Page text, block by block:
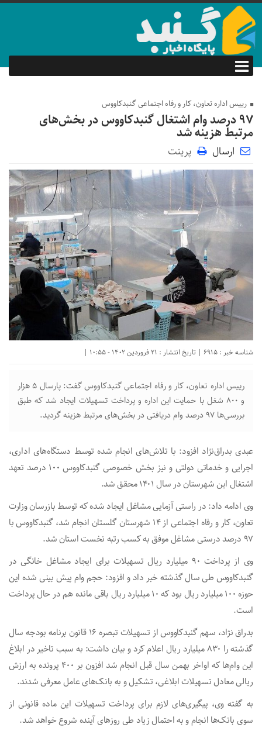
رییس اداره تعاون، کار و رفاه اجتماعی گنبدکاووس
۹۷ درصد وام اشتغال گنبدکاووس در بخش‌های
مرتبط هزینه شد
ارسال پرینت
شناسه خبر : 6915 | تاریخ انتشار : 21 فروردین 1402 - 10:55 |
رییس اداره تعاون، کار و رفاه اجتماعی گنبدکاووس گفت: پارسال ۵ هزار
و ۸۰۰ شغل با حمایت این اداره و پرداخت تسهیلات ایجاد شد که طبق
بررسی‌ها ۹۷ درصد وام دریافتی در بخش‌های مرتبط هزینه گردید.
عبدی بدراق‌نژاد افزود: با تلاش‌های انجام شده توسط دستگاه‌های اداری،
اجرایی و خدماتی دولتی و نیز بخش خصوصی گنبدکاووس ۱۰۰ درصد تعهد
اشتغال این شهرستان در سال ۱۴۰۱ محقق شد.
وی ادامه داد: در راستی آزمایی مشاغل ایجاد شده که توسط بازرسان وزارت
تعاون، کار و رفاه اجتماعی از ۱۴ شهرستان گلستان انجام شد، گنبدکاووس با
۹۷ درصد درستی مشاغل موفق به کسب رتبه نخست استان شد.
وی از پرداخت ۹۰ میلیارد ریال تسهیلات برای ایجاد مشاغل خانگی در
گنبدکاووس طی سال گذشته خبر داد و افزود: حجم وام پیش بینی شده این
حوزه ۱۰۰ میلیارد ریال بود که ۱۰ میلیارد ریال باقی مانده هم در حال پرداخت
است.
بدراق نژاد، سهم گنبدکاووس از تسهیلات تبصره ۱۶ قانون برنامه بودجه سال
گذشته را ۸۳۰ میلیارد ریال اعلام کرد و بیان داشت: به سبب تاخیر در ابلاغ
این وام‌ها که اواخر بهمن سال قبل انجام شد افزون بر ۴۰۰ پرونده به ارزش
ریالی معادل تسهیلات ابلاغی، تشکیل و به بانک‌های عامل معرفی شدند.
به گفته وی، پیگیری‌های لازم برای پرداخت تسهیلات این ماده قانونی از
سوی بانک‌ها انجام و به احتمال زیاد طی روزهای آینده شروع خواهد شد.